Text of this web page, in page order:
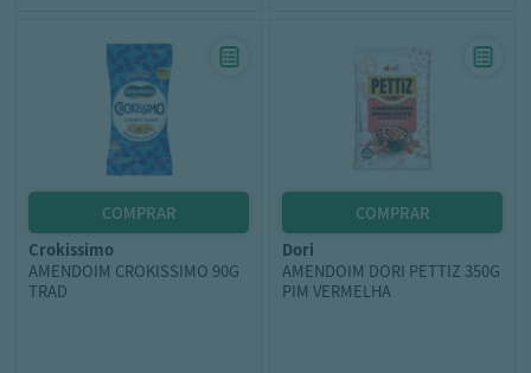
crokissimo
AMENDOIM CROKISSIMO 90G
TRAD
dori
AMENDOIM DORI PETTIZ 350G
PIM VERMELHA